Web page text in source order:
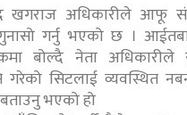
खगराज अधिकारीले आफू
गर्नु भएको छ ।
बोल्दै नेता
सिटलाई व्यवस्थित
भएको हो